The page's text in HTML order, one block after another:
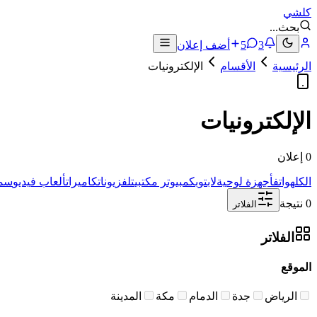
كلشي
بحث...
3
5
أضف إعلان
الرئيسية
الأقسام الإلكترونيات
الإلكترونيات
0 إعلان
الكلهواتفأجهزة لوحيةلابتوبكمبيوتر مكتبيتلفزيوناتكاميراتألعاب فيديو
0 نتيجة
الفلاتر
الفلاتر
الموقع
الرياض جدة الدمام مكة المدينة